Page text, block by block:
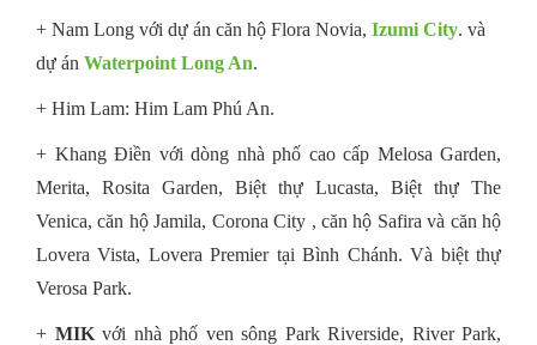
+ Nam Long với dự án căn hộ Flora Novia, Izumi City. và
dự án Waterpoint Long An.
+ Him Lam: Him Lam Phú An.
+ Khang Điền với dòng nhà phố cao cấp Melosa Garden,
Merita, Rosita Garden, Biệt thự Lucasta, Biệt thự The
Venica, căn hộ Jamila, Corona City , căn hộ Safira và căn hộ
Lovera Vista, Lovera Premier tại Bình Chánh. Và biệt thự
Verosa Park.
+ MIKvới nhà phố ven sông Park Riverside, River Park,